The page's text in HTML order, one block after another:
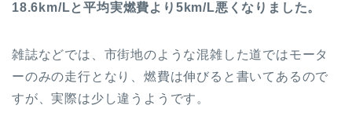
18.6km/Lと平均実燃費より5km/L悪くなりました。
雑誌などでは、市街地のような混雑した道ではモータ
ーのみの走行となり、燃費は伸びると書いてあるので
すが、実際は少し違うようです。